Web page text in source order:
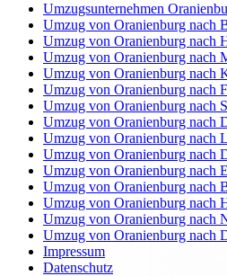
Umzugsunternehmen
Umzug von Oranienburg nach
Umzug von Oranienburg nach
Umzug von Oranienburg nach
Umzug von Oranienburg nach
Umzug von Oranienburg nach
Umzug von Oranienburg nach
Umzug von Oranienburg nach
Umzug von Oranienburg nach
Umzug von Oranienburg nach
Umzug von Oranienburg nach
Umzug von Oranienburg nach
Umzug von Oranienburg nach
Umzug von Oranienburg nach
Umzug von Oranienburg nach
Impressum
Datenschutz